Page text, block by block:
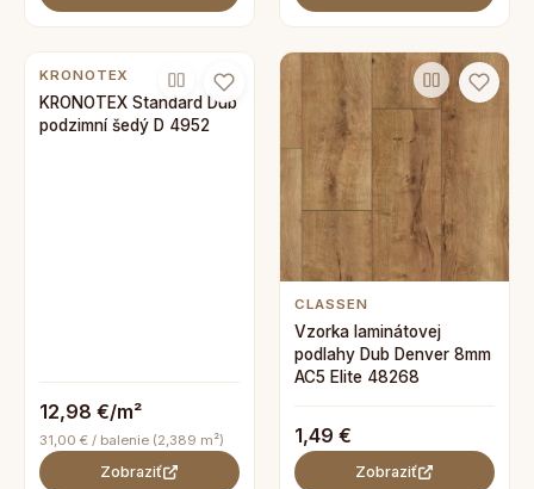
KRONOTEX
KRONOTEX Standard Dub
podzimní šedý D 4952
12,98 €/m²
31,00 € / balenie (2,389 m²)
Zobraziť
CLASSEN
Vzorka laminátovej
podlahy Dub Denver 8mm
AC5 Elite 48268
1,49 €
Zobraziť